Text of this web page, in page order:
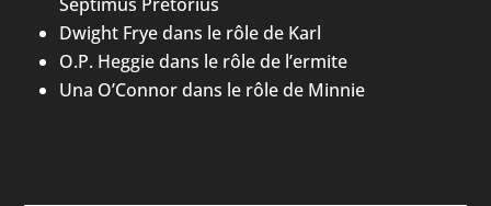
Dwight Frye dans le rôle de Karl
O.P. Heggie dans le rôle de l’ermite
Una O’Connor dans le rôle de Minnie